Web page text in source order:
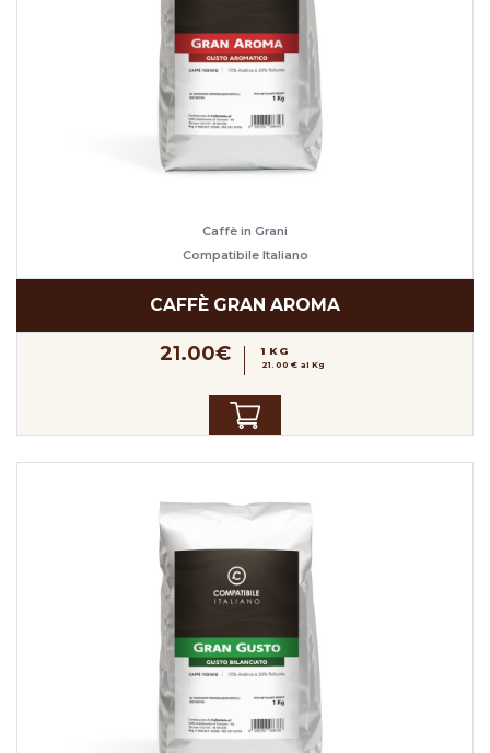
Caffè in Grani
Compatibile Italiano
CAFFÈ GRAN AROMA
21.00€ 1 KG
21.00 € al Kg